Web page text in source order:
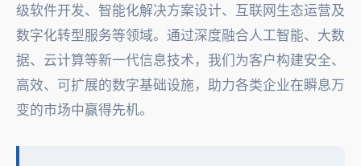
级软件开发、智能化解决方案设计、互联网生态运营及
数字化转型服务等领域。通过深度融合人工智能、大数
据、云计算等新一代信息技术，我们为客户构建安全、
高效、可扩展的数字基础设施，助力各类企业在瞬息万
变的市场中赢得先机。